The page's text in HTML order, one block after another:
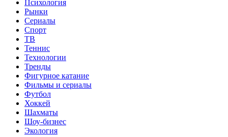
Психология
Рынки
Сериалы
Спорт
ТВ
Теннис
Технологии
Тренды
Фигурное катание
Фильмы и сериалы
Футбол
Хоккей
Шахматы
Шоу-бизнес
Экология